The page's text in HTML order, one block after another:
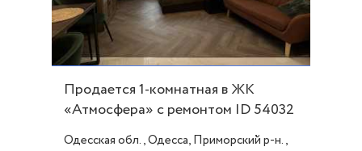
Продается 1-комнатная в ЖК
«Атмосфера» с ремонтом ID 54032
Одесская обл., Одесса, Приморский р-н.,